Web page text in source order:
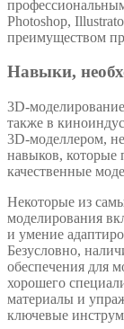
Photoshop,
преимуществом
Навыки,
3D-
также в
3D-моделлером,
навыков, которые
качественные
Некоторые из
моделирования
и умение
Безусловно,
обеспечения для
хорошего
материалы и
ключевые